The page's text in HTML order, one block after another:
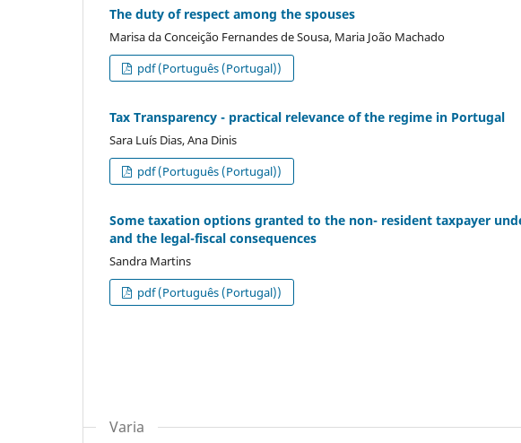
The duty of respect among the spouses
Marisa da Conceição Fernandes de Sousa, Maria João Machado
pdf (Português (Portugal))
Tax Transparency - practical relevance of the regime in Portugal
Sara Luís Dias, Ana Dinis
pdf (Português (Portugal))
Some taxation options granted to the non- resident taxpayer
and the legal-fiscal consequences
Sandra Martins
pdf (Português (Portugal))
Varia